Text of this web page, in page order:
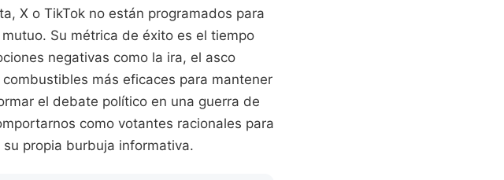
X o TikTok no están programados para
Su métrica de éxito es el tiempo
negativas como la ira, el asco
más eficaces para mantener
el debate político en una guerra de
como votantes racionales para
propia burbuja informativa.